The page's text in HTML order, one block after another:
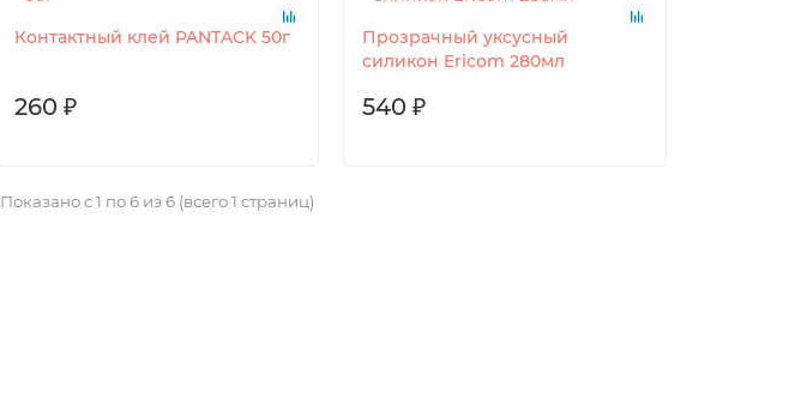
Контактный клей PANTACK 50г
260 ₽
Прозрачный уксусный
силикон Ericom 280мл
540 ₽
Показано с 1 по 6 из 6 (всего 1 страниц)